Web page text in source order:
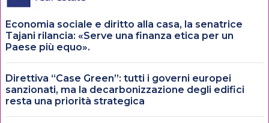
Economia sociale e diritto alla casa, la senatrice
Tajani rilancia: «Serve una finanza etica per un
Paese più equo».
Direttiva “Case Green”: tutti i governi europei
sanzionati, ma la decarbonizzazione degli edifici
resta una priorità strategica